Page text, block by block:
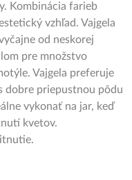
Kombinácia farieb
vzhľad. Vajgela
od neskorej
pre množstvo
Vajgela preferuje
dobre priepustnou pôdu
vykonať na jar, keď
kvetov.